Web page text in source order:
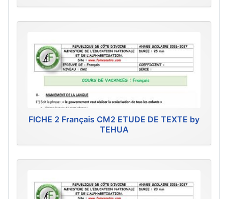
FICHE 2 Français CM2 ETUDE DE TEXTE by
TEHUA